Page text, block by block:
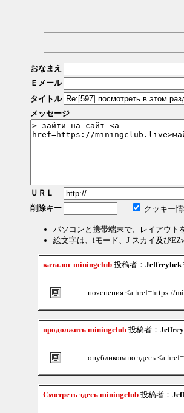
おなまえ
Ｅメール
タイトル
メッセージ
ＵＲＬ
削除キー
クッキー
パソコンと携帯端末で、レイアウト
絵文字は、iモード、J-スカイ及び
каталог miningclub投稿者： Jeffreyhek
пояснения <a href=https://
продолжить miningclub投稿者：
опубликовано здесь <a
Смотреть здесь miningclub投稿者：